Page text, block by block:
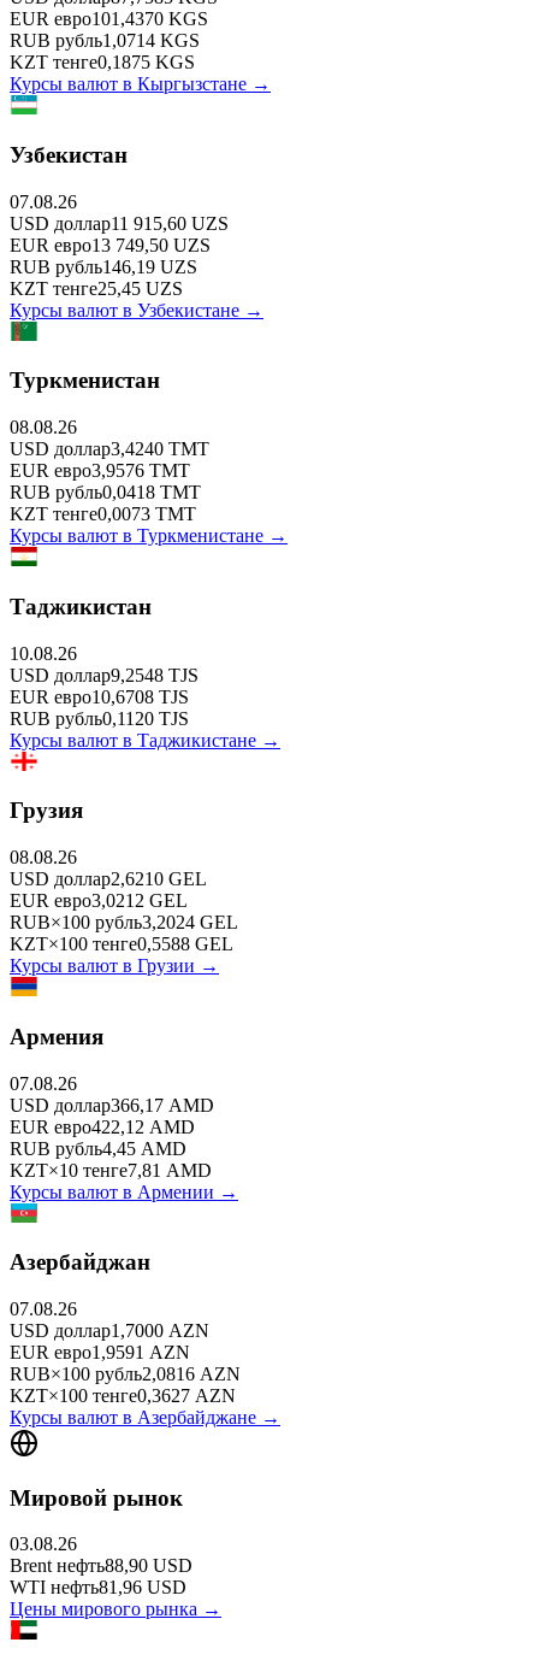
EUR евро101,4370 KGS
RUB рубль1,0714 KGS
KZT тенге0,1875 KGS
Курсы валют в Кыргызстане →
Узбекистан
07.08.26
USD доллар11 915,60 UZS
EUR евро13 749,50 UZS
RUB рубль146,19 UZS
KZT тенге25,45 UZS
Курсы валют в Узбекистане →
Туркменистан
08.08.26
USD доллар3,4240 TMT
EUR евро3,9576 TMT
RUB рубль0,0418 TMT
KZT тенге0,0073 TMT
Курсы валют в Туркменистане →
Таджикистан
10.08.26
USD доллар9,2548 TJS
EUR евро10,6708 TJS
RUB рубль0,1120 TJS
Курсы валют в Таджикистане →
Грузия
08.08.26
USD доллар2,6210 GEL
EUR евро3,0212 GEL
RUB×100 рубль3,2024 GEL
KZT×100 тенге0,5588 GEL
Курсы валют в Грузии →
Армения
07.08.26
USD доллар366,17 AMD
EUR евро422,12 AMD
RUB рубль4,45 AMD
KZT×10 тенге7,81 AMD
Курсы валют в Армении →
Азербайджан
07.08.26
USD доллар1,7000 AZN
EUR евро1,9591 AZN
RUB×100 рубль2,0816 AZN
KZT×100 тенге0,3627 AZN
Курсы валют в Азербайджане →
Мировой рынок
03.08.26
Brent нефть88,90 USD
WTI нефть81,96 USD
Цены мирового рынка →